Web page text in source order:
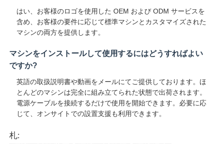
はい、お客様のロゴを使用した OEM および ODM サービスを
含め、お客様の要件に応じて標準マシンとカスタマイズされた
マシンの両方を提供します。
マシンをインストールして使用するにはどうすればよい
ですか?
英語の取扱説明書や動画をメールにてご提供しております。ほ
とんどのマシンは完全に組み立てられた状態で出荷されます。
電源ケーブルを接続するだけで使用を開始できます。必要に応
じて、オンサイトでの設置支援も利用できます。
札: